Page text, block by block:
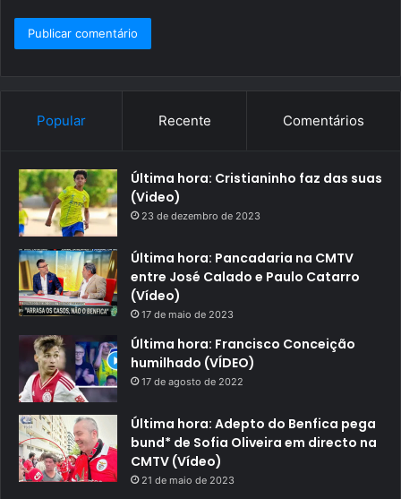
Popular Recente Comentários
Última hora: Cristianinho faz das suas
(Video)
23 de dezembro de 2023
Última hora: Pancadaria na CMTV
entre José Calado e Paulo Catarro
(Vídeo)
17 de maio de 2023
Última hora: Francisco Conceição
humilhado (VÍDEO)
17 de agosto de 2022
Última hora: Adepto do Benfica pega
bund* de Sofia Oliveira em directo na
CMTV (Vídeo)
21 de maio de 2023